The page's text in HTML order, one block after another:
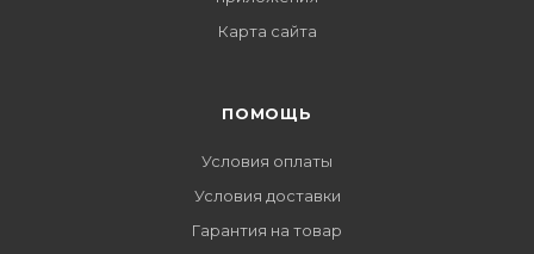
Карта сайта
ПОМОЩЬ
Условия оплаты
Условия доставки
Гарантия на товар